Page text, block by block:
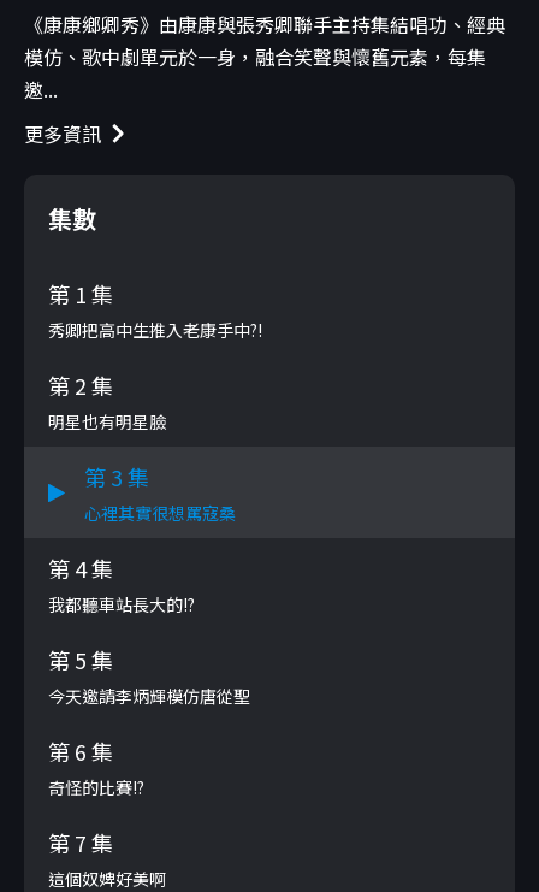
《康康鄉卿秀》由康康與張秀卿聯手主持集結唱功、經典
模仿、歌中劇單元於一身，融合笑聲與懷舊元素，每集
邀...
更多資訊
集數
第 1 集
秀卿把高中生推入老康手中?!
第 2 集
明星也有明星臉
第 3 集
心裡其實很想罵寇桑
第 4 集
我都聽車站長大的!?
第 5 集
今天邀請李炳輝模仿唐從聖
第 6 集
奇怪的比賽!?
第 7 集
這個奴婢好美啊